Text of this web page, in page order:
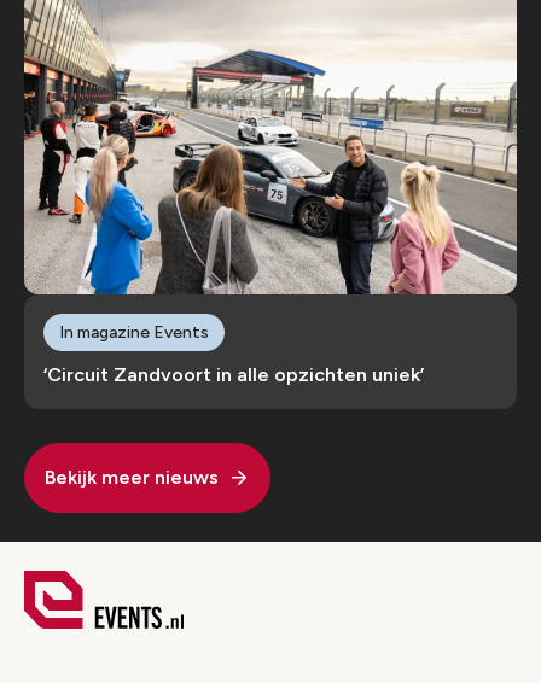
‘Circuit Zandvoort in alle opzichten uniek’
In magazine Events
Bekijk meer nieuws